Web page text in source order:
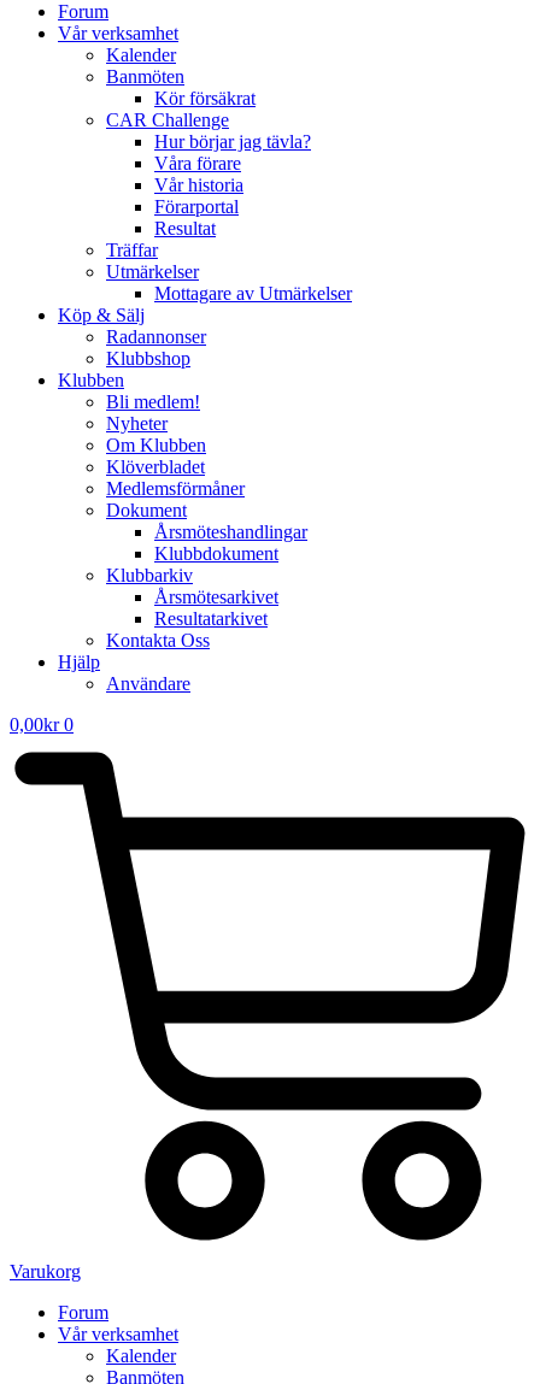
Forum
Vår verksamhet
Kalender
Banmöten
Kör försäkrat
CAR Challenge
Hur börjar jag tävla?
Våra förare
Vår historia
Förarportal
Resultat
Träffar
Utmärkelser
Mottagare av Utmärkelser
Köp & Sälj
Radannonser
Klubbshop
Klubben
Bli medlem!
Nyheter
Om Klubben
Klöverbladet
Medlemsförmåner
Dokument
Årsmöteshandlingar
Klubbdokument
Klubbarkiv
Årsmötesarkivet
Resultatarkivet
Kontakta Oss
Hjälp
Användare
0,00kr 0
Varukorg
Forum
Vår verksamhet
Kalender
Banmöten